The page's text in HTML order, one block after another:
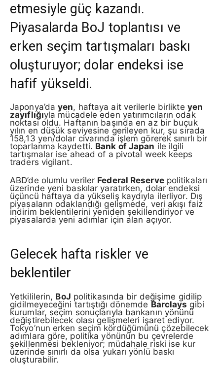
etmesiyle güç kazandı.
Piyasalarda BoJ toplantısı ve
erken seçim tartışmaları baskı
oluşturuyor; dolar endeksi ise
hafif yükseldi.
Japonya’dayen, haftaya ait verilerle birlikte yen
zayıflığıyla mücadele eden yatırımcıların odak
noktası oldu. Haftanın başında en az bir buçuk
yılın en düşük seviyesine gerileyen kur, şu sırada
158,13 yen/dolar civarında işlem görerek sınırlı bir
toparlanma kaydetti. Bank of Japan ile ilgili
tartışmalar ise ahead of a pivotal week keeps
traders vigilant.
ABD’de olumlu veriler Federal Reservepolitikaları
üzerinde yeni baskılar yaratırken, dolar endeksi
üçüncü haftaya da yükseliş kaydıyla ilerliyor. Dış
piyasaların odaklandığı gelişmede, veri akışı faiz
indirim beklentilerini yeniden şekillendiriyor ve
piyasalarda yeni adımlar için alan açıyor.
Gelecek hafta riskler ve
beklentiler
Yetkililerin, BoJ politikasında bir değişime gidilip
gidilmeyeceğini tartıştığı dönemdeBarclays gibi
kurumlar, seçim sonuçlarıyla bankanın yönünü
değiştirebilecek olası gelişmeleri işaret ediyor.
Tokyo’nun erken seçim kördüğümünü çözebilecek
adımlara göre, politika yönünün bu çevrelerde
şekillenmesi bekleniyor; müdahale riski ise kur
üzerinde sınırlı da olsa yukarı yönlü baskı
oluşturabilir.